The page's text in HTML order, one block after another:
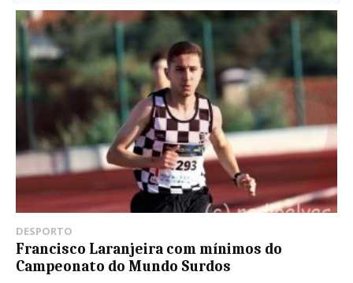
DESPORTO
Francisco Laranjeira com mínimos do
Campeonato do Mundo Surdos